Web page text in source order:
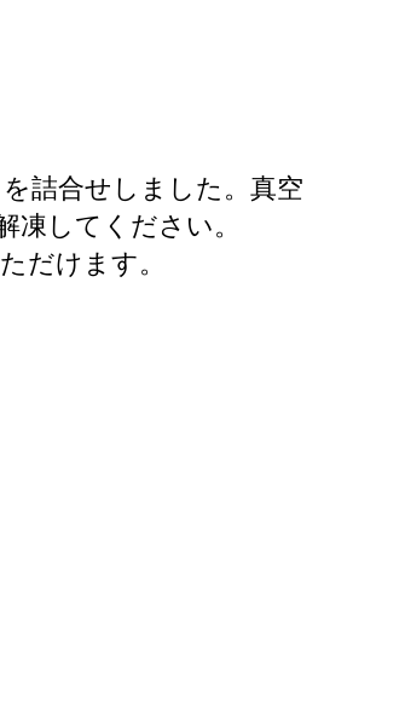
詰合せしました。真空
してください。
だけます。